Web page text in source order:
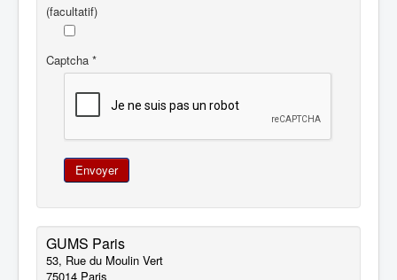
(facultatif)
Captcha *
Envoyer
GUMS Paris
53, Rue du Moulin Vert
75014 Paris